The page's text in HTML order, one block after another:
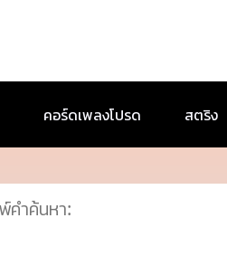
คอร์ดเพลงโปรด สตริง